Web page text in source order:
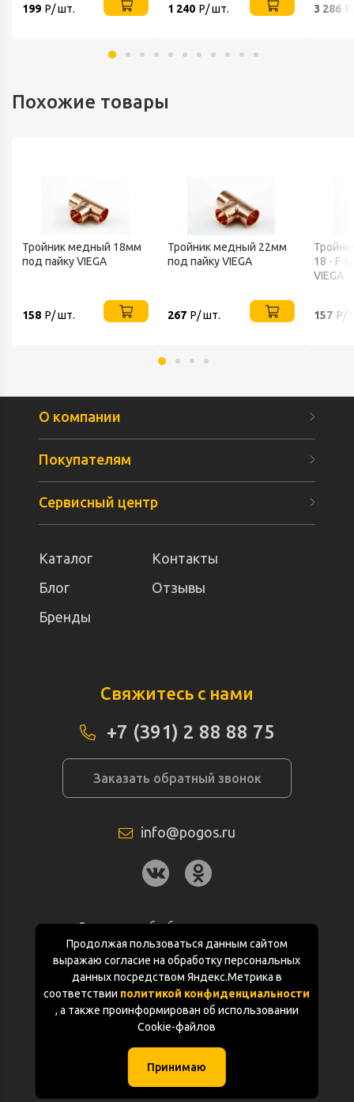
199 Р/ шт. 1 240 Р/ шт.
3 286
Похожие товары
Тройник медный 18мм
под пайку VIEGA
158 Р/ шт.
Тройник медный 22мм
под пайку VIEGA
267 Р/ шт.
18 - F
VIEGA
157 Р/
Продолжая пользоваться данным сайтом
выражаю согласие на обработку персональных
данных посредством Яндекс.Метрика в
соответствии политикой конфиденциальности
, а также проинформирован об использовании
Cookie-файлов
Принимаю
О компании
Покупателям
Сервисный центр
Каталог
Контакты
Блог
Отзывы
Бренды
Свяжитесь с нами
+7 (391) 2 88 88 75
Заказать обратный звонок
info@pogos.ru
Согласие на обработку персональных
данных
Политика конфиденциальности
Документация
(с) «POGOS.ru» 2010-2026 (ИП Чивчян М.Р.)